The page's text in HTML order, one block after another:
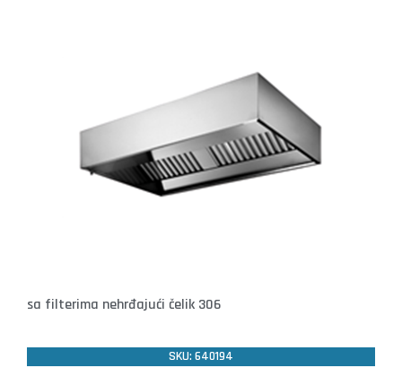
sa filterima nehrđajući čelik 306
SKU: 640194